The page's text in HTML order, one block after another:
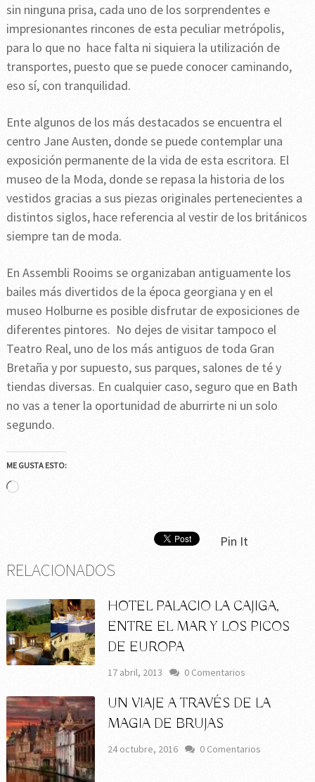
sin ninguna prisa, cada uno de los sorprendentes e
impresionantes rincones de esta peculiar metrópolis,
para lo que no hace falta ni siquiera la utilización de
transportes, puesto que se puede conocer caminando,
eso sí, con tranquilidad.
Ente algunos de los más destacados se encuentra el
centro Jane Austen, donde se puede contemplar una
exposición permanente de la vida de esta escritora. El
museo de la Moda, donde se repasa la historia de los
vestidos gracias a sus piezas originales pertenecientes a
distintos siglos, hace referencia al vestir de los británicos
siempre tan de moda.
En Assembli Rooims se organizaban antiguamente los
bailes más divertidos de la época georgiana y en el
museo Holburne es posible disfrutar de exposiciones de
diferentes pintores. No dejes de visitar tampoco el
Teatro Real, uno de los más antiguos de toda Gran
Bretaña y por supuesto, sus parques, salones de té y
tiendas diversas. En cualquier caso, seguro que en Bath
no vas a tener la oportunidad de aburrirte ni un solo
segundo.
ME GUSTA ESTO:
Cargando...
Pin It
RELACIONADOS
HOTEL PALACIO LA CAJIGA,
ENTRE EL MAR Y LOS PICOS
DE EUROPA
17 abril, 2013 0 Comentarios
UN VIAJE A TRAVÉS DE LA
MAGIA DE BRUJAS
24 octubre, 2016 0 Comentarios